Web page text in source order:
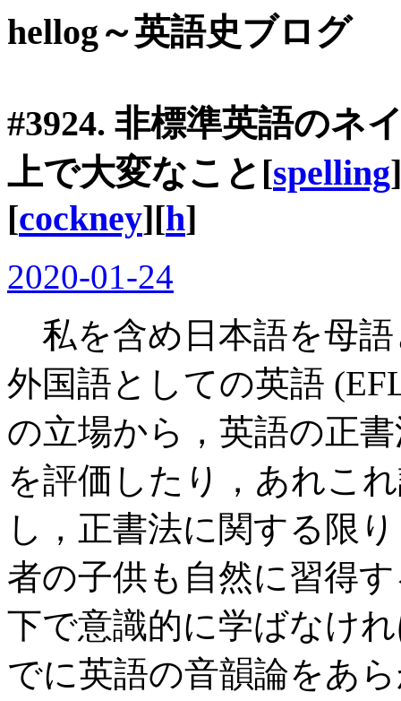
hellog～英語史ブログ
#3924. 非標準英語のネ
上で大変なこと[spelling
[cockney][h]
2020-01-24
私を含め日本語を母
外国語としての英語
の立場から，英語の正
を評価したり，あれこ
し，正書法に関する限
者の子供も自然に習得
下で意識的に学ばなけ
でに英語の音韻論をあ